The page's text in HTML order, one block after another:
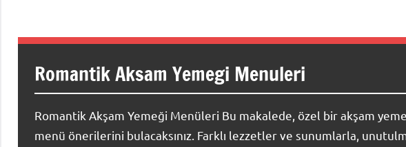
Romantik Aksam Yemegi Menuleri
Romantik Akşam Yemeği Menüleri Bu makalede, özel bir akşam
menü önerilerini bulacaksınız. Farklı lezzetler ve sunumlarla,